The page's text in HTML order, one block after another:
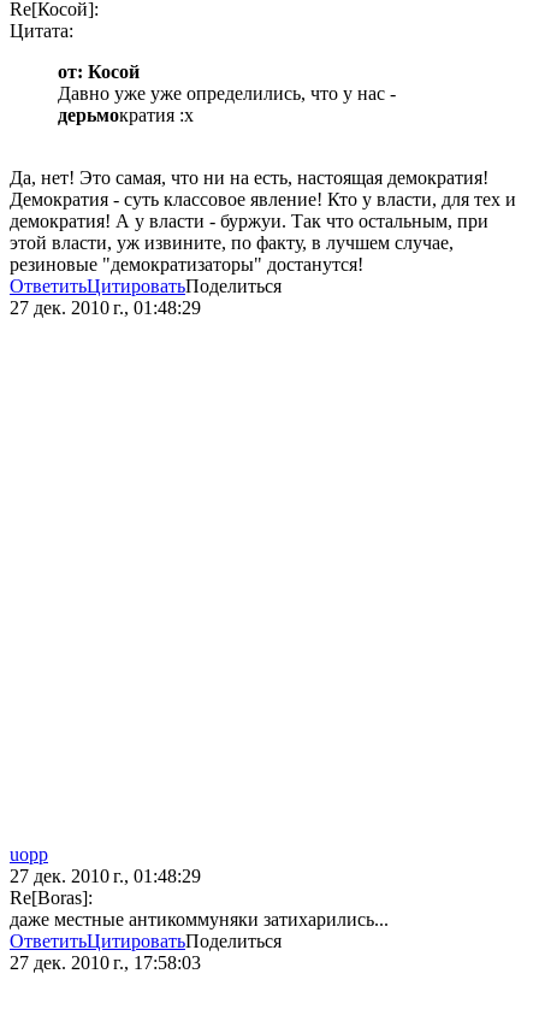
Re[Косой]:
Цитата:
от: Косой
Давно уже уже определились, что у нас -
дерьмократия :x
Да, нет! Это самая, что ни на есть, настоящая демократия!
Демократия - суть классовое явление! Кто у власти, для тех и
демократия! А у власти - буржуи. Так что остальным, при
этой власти, уж извините, по факту, в лучшем случае,
резиновые "демократизаторы" достанутся!
ОтветитьЦитироватьПоделиться
27 дек. 2010 г., 01:48:29
uopp
27 дек. 2010 г., 01:48:29
Re[Boras]:
даже местные антикоммуняки затихарились...
ОтветитьЦитироватьПоделиться
27 дек. 2010 г., 17:58:03